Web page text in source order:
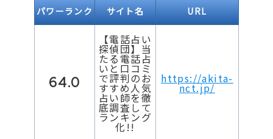
パワーランク サイト名 URL
64.0
【電話占い
探偵団】当
たる電話占
いと口コミ
で評判のお
すすめ人気
占い師を徹
底調査して
ランキング
化!!
https://akita-
nct.jp/